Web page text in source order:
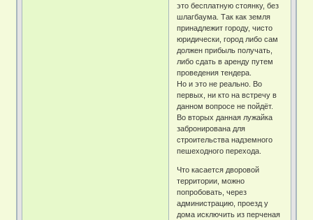
это бесплатную стоянку, без
шлагбаума. Так как земля
принадлежит городу, чисто
юридически, город либо сам
должен прибыль получать,
либо сдать в аренду путем
проведения тендера.
Но и это не реально. Во
первых, ни кто на встречу в
данном вопросе не пойдёт.
Во вторых данная лужайка
забронирована для
строительства надземного
пешеходного перехода.
Что касается дворовой
территории, можно
попробовать, через
администрацию, проезд у
дома исключить из перченая